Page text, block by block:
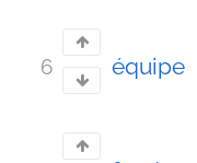
6 équipe